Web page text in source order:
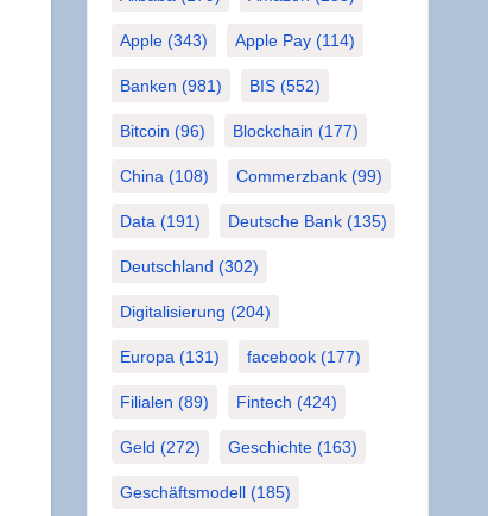
Apple(343) Apple Pay(114)
Banken (981) BIS(552)
Bitcoin (96) Blockchain (177)
China (108) Commerzbank(99)
Data (191) Deutsche Bank(135)
Deutschland (302)
Digitalisierung (204)
Europa (131) facebook(177)
Filialen (89) Fintech (424)
Geld (272) Geschichte(163)
Geschäftsmodell(185)